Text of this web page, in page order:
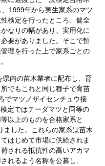
1999年から実生家系のマツ
検定を行ったところ、健全
なりの幅があり、実用化に
要がありました。そこで暫
理を行った上で家系ごとの
内の苗木業者に配布し、育
でもこれと同じ種子で育苗
でマツノザイセンチュウ接
定ではテーダマツと同等の
以上のものを合格家系と
ました。これらの家系は苗木
はじめて市場に供給されま
される抵抗性の高いアカマ
れるよう名称を公募し、